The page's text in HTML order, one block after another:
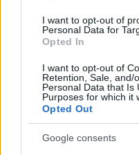
I want to opt-out of
Personal Data for
Opted In
I want to opt-out of
Retention, Sale, and/
Personal Data that Is
Purposes for which it
Opted Out
Google consents